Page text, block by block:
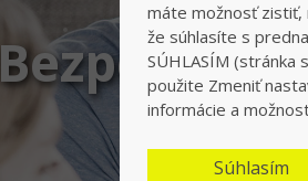
Bezpečný
Jednotka v
máte možnosť zistiť,
že súhlasíte s
SÚHLASÍM (stránka
použite Zmeniť
informácie a
Súhlasím